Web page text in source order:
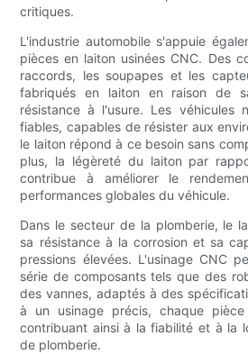
critiques.
L'industrie automobile s'appuie
pièces en laiton usinées CNC. Des
raccords, les soupapes et les
fabriqués en laiton en raison de
résistance à l'usure. Les véhicules
fiables, capables de résister aux
le laiton répond à ce besoin sans
plus, la légèreté du laiton par
contribue à améliorer le
performances globales du véhicule.
Dans le secteur de la plomberie, le
sa résistance à la corrosion et sa
pressions élevées. L'usinage CNC
série de composants tels que des
des vannes, adaptés à des
à un usinage précis, chaque pièce
contribuant ainsi à la fiabilité et à la
de plomberie.